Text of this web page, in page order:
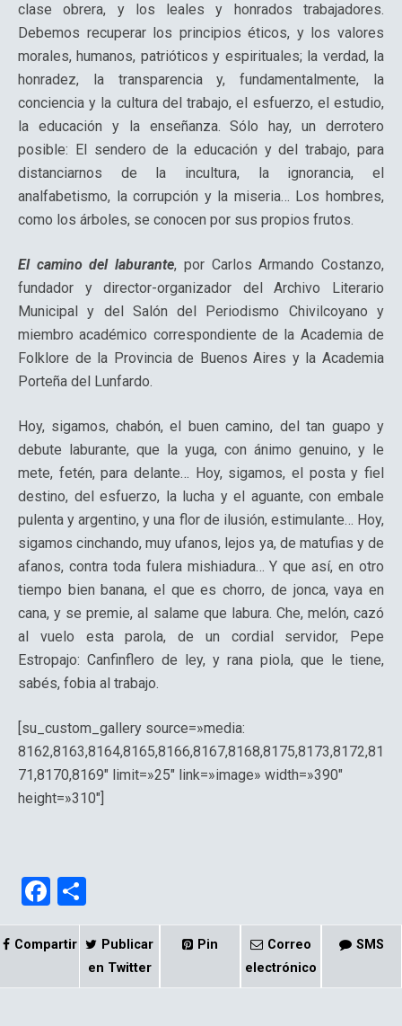
clase obrera, y los leales y honrados trabajadores.
Debemos recuperar los principios éticos, y los valores
morales, humanos, patrióticos y espirituales; la verdad, la
honradez, la transparencia y, fundamentalmente, la
conciencia y la cultura del trabajo, el esfuerzo, el estudio,
la educación y la enseñanza. Sólo hay, un derrotero
posible: El sendero de la educación y del trabajo, para
distanciarnos de la incultura, la ignorancia, el
analfabetismo, la corrupción y la miseria… Los hombres,
como los árboles, se conocen por sus propios frutos.
El camino del laburante, por Carlos Armando Costanzo,
fundador y director-organizador del Archivo Literario
Municipal y del Salón del Periodismo Chivilcoyano y
miembro académico correspondiente de la Academia de
Folklore de la Provincia de Buenos Aires y la Academia
Porteña del Lunfardo.
Hoy, sigamos, chabón, el buen camino, del tan guapo y
debute laburante, que la yuga, con ánimo genuino, y le
mete, fetén, para delante… Hoy, sigamos, el posta y fiel
destino, del esfuerzo, la lucha y el aguante, con embale
pulenta y argentino, y una flor de ilusión, estimulante… Hoy,
sigamos cinchando, muy ufanos, lejos ya, de matufias y de
afanos, contra toda fulera mishiadura… Y que así, en otro
tiempo bien banana, el que es chorro, de jonca, vaya en
cana, y se premie, al salame que labura. Che, melón, cazó
al vuelo esta parola, de un cordial servidor, Pepe
Estropajo: Canfinflero de ley, y rana piola, que le tiene,
sabés, fobia al trabajo.
[su_custom_gallery source=»media:
8162,8163,8164,8165,8166,8167,8168,8175,8173,8172,81
71,8170,8169″ limit=»25″ link=»image» width=»390″
height=»310″]
F
a
ce
o
m
p
Compartir
Publicar
en Twitter
Pin
Correo
electrónico
SMS